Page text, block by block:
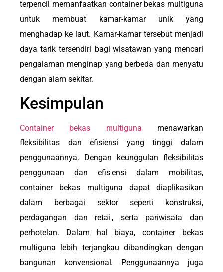
terpencil memanfaatkan container bekas multiguna
untuk membuat kamar-kamar unik yang
menghadap ke laut. Kamar-kamar tersebut menjadi
daya tarik tersendiri bagi wisatawan yang mencari
pengalaman menginap yang berbeda dan menyatu
dengan alam sekitar.
Kesimpulan
Container bekas multiguna menawarkan
fleksibilitas dan efisiensi yang tinggi dalam
penggunaannya. Dengan keunggulan fleksibilitas
penggunaan dan efisiensi dalam mobilitas,
container bekas multiguna dapat diaplikasikan
dalam berbagai sektor seperti konstruksi,
perdagangan dan retail, serta pariwisata dan
perhotelan. Dalam hal biaya, container bekas
multiguna lebih terjangkau dibandingkan dengan
bangunan konvensional. Penggunaannya juga